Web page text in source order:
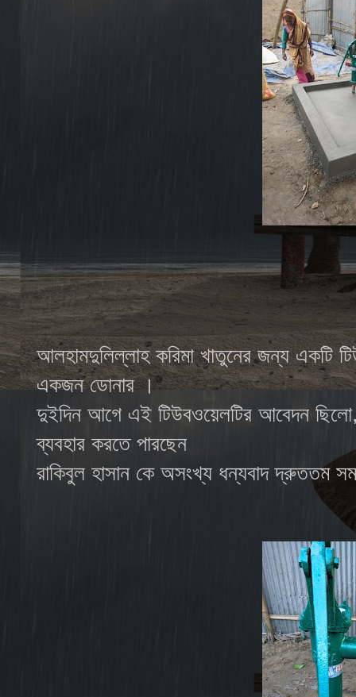
আলহামদুলিল্লাহ করিমা খাতুনের জন্য একটি
একজন ডোনার ।
দুইদিন আগে এই টিউবওয়েলটির আবেদন
ব্যবহার করতে পারছেন
রাকিবুল হাসান কে অসংখ্য ধন্যবাদ দ্রুততম